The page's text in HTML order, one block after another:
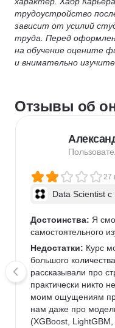
трудоустройство
зависит от усилий
труда. Перед
на обучение оцените
и внимательно изучите
Отзывы об
27
Data Scientist с
Достоинства: Я
самостоятельного
Недостатки: Курс
большого
рассказывали про
практически никто
моим ощущениям
нам даже про
(XGBoost,